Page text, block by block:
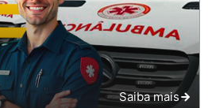
Saiba mais